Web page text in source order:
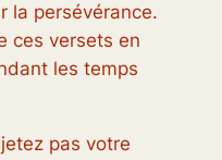
la persévérance.
ces versets en
les temps
pas votre